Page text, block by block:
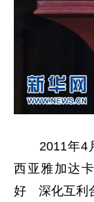
2011年4月
西亚雅加达
好 深化互利